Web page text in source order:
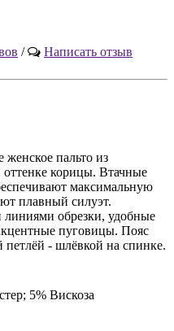
/ Написать отзыв
женское пальто из
оттенке корицы. Втачные
максимальную
плавный силуэт.
обрезки, удобные
пуговицы. Пояс
- шлёвкой на спинке.
5% Вискоза